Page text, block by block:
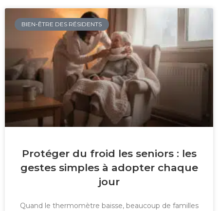
BIEN-ÊTRE DES RÉSIDENTS
Protéger du froid les seniors : les
gestes simples à adopter chaque
jour
Quand le thermomètre baisse, beaucoup de familles